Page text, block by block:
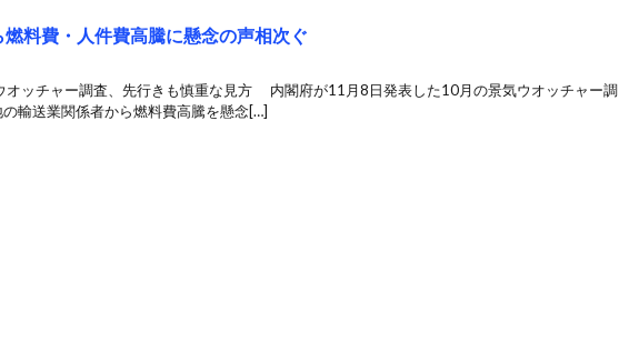
料費・人件費高騰に懸念の声相次ぐ
オッチャー調査、先行きも慎重な見方 内閣府が11月8日発表した10月の景気ウオッチャー調
輸送業関係者から燃料費高騰を懸念[…]